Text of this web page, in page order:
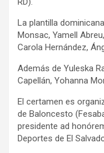
La plantilla
Monsac, Yamell
Carola Hernández,
Además de Yuleska
Capellán, Yohanna
El certamen es
de Baloncesto
presidente ad
Deportes de El